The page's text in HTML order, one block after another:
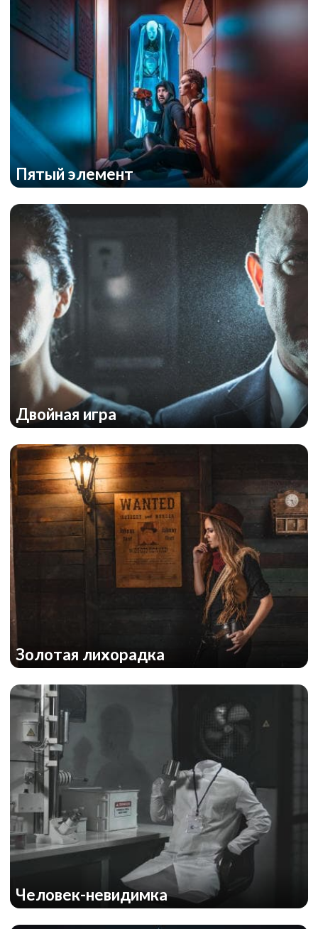
Пятый элемент
Двойная игра
Золотая лихорадка
Человек-невидимка